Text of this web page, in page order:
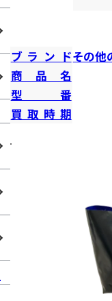
ブランドその他
商品名
型番
買取時期